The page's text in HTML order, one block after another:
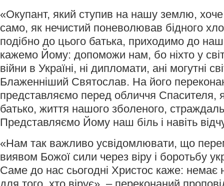
«Окупант, який ступив на нашу землю,
само, як нечистий поневолював бідного
подібно до цього батька, приходимо до
кажемо Йому: допоможи нам, бо ніхто у
війни в Україні, ні дипломати, ані могутні
Блаженніший Святослав. На його
представляємо перед обличчя Спасителя,
батько, життя нашого зболеного,
Представляємо Йому наш біль і навіть
«Нам так важливо усвідомлювати, що
виявом Божої сили через віру і боротьбу
Саме до нас сьогодні Христос каже: немає